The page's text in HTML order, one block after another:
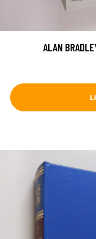
ALAN